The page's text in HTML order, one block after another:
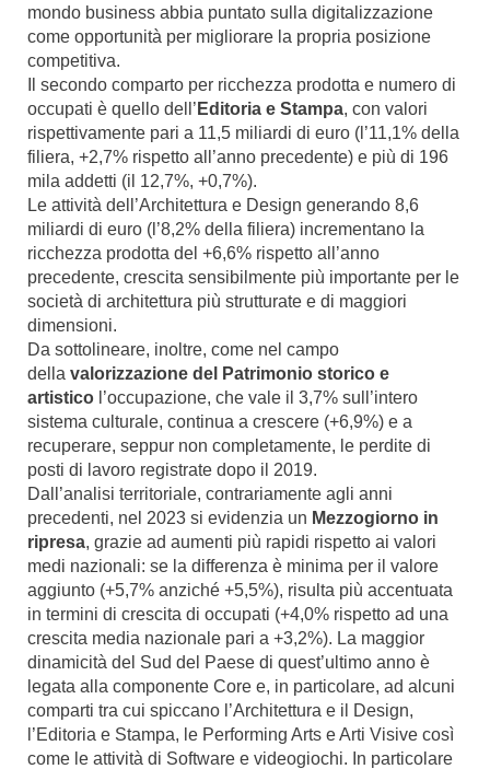
mondo business abbia puntato sulla digitalizzazione
come opportunità per migliorare la propria posizione
competitiva.
Il secondo comparto per ricchezza prodotta e numero di
occupati è quello dell’ Editoria e Stampa, con valori
rispettivamente pari a 11,5 miliardi di euro (l’11,1% della
filiera, +2,7% rispetto all’anno precedente) e più di 196
mila addetti (il 12,7%, +0,7%).
Le attività dell’Architettura e Design generando 8,6
miliardi di euro (l’8,2% della filiera) incrementano la
ricchezza prodotta del +6,6% rispetto all’anno
precedente, crescita sensibilmente più importante per le
società di architettura più strutturate e di maggiori
dimensioni.
Da sottolineare, inoltre, come nel campo
della valorizzazione del Patrimonio storico e
artistico l’occupazione, che vale il 3,7% sull’intero
sistema culturale, continua a crescere (+6,9%) e a
recuperare, seppur non completamente, le perdite di
posti di lavoro registrate dopo il 2019.
Dall’analisi territoriale, contrariamente agli anni
precedenti, nel 2023 si evidenzia un Mezzogiorno in
ripresa, grazie ad aumenti più rapidi rispetto ai valori
medi nazionali: se la differenza è minima per il valore
aggiunto (+5,7% anziché +5,5%), risulta più accentuata
in termini di crescita di occupati (+4,0% rispetto ad una
crescita media nazionale pari a +3,2%). La maggior
dinamicità del Sud del Paese di quest’ultimo anno è
legata alla componente Core e, in particolare, ad alcuni
comparti tra cui spiccano l’Architettura e il Design,
l’Editoria e Stampa, le Performing Arts e Arti Visive così
come le attività di Software e videogiochi. In particolare